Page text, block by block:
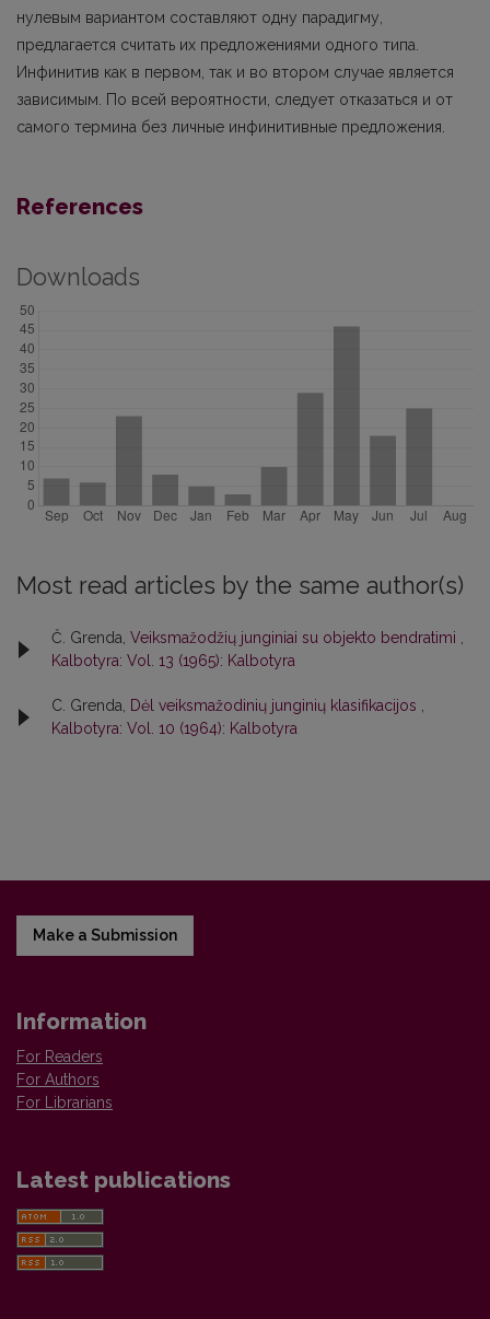
нулевым вариантом составляют одну парадигму,
предлагается считать их предложениями одного типа.
Инфинитив как в первом, так и во втором случае является
зависимым. По всей вероятности, следует отказаться и от
самого термина без личные инфинитивные предложения.
References
Downloads
Most read articles by the same author(s)
Č. Grenda, Veiksmažodžių junginiai su objekto bendratimi
Kalbotyra: Vol. 13 (1965): Kalbotyra
C. Grenda, Dėl veiksmažodinių junginių klasifikacijos
Kalbotyra: Vol. 10 (1964): Kalbotyra
Make a Submission
Information
For Readers
For Authors
For Librarians
Latest publications